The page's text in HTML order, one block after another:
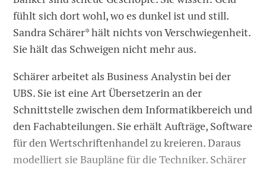
fühlt sich dort wohl, wo es dunkel ist und still.
Sandra Schärer* hält nichts von Verschwiegenheit.
Sie hält das Schweigen nicht mehr aus.
Schärer arbeitet als Business Analystin bei der
UBS. Sie ist eine Art Übersetzerin an der
Schnittstelle zwischen dem Informatikbereich und
den Fachabteilungen. Sie erhält Aufträge, Software
für den Wertschriftenhandel zu kreieren. Daraus
modelliert sie Baupläne für die Techniker. Schärer